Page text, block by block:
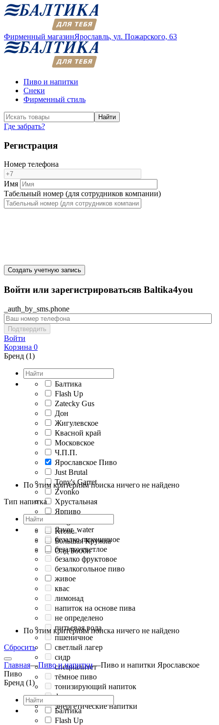
Фирменный магазинЯрославль, ул. Пожарского, 63
Пиво и напитки
Снеки
Фирменный стиль
Найти
Где забрать?
Регистрация
Номер телефона
Имя
Табельный номер (для сотрудников компании)
Создать учетную запись
Войти или зарегистрироватьсяв Baltika4you
_auth_by_sms.phone
Подтвердить
Войти
Корзина 0
Бренд (1)
Балтика
Flash Up
Zatecky Gus
Дон
Жигулевское
Квасной край
Московское
Ч.П.П.
Ярославское Пиво
Just Brutal
Tony's Garret
Zvonko
Хрустальная
Ярпиво
Krone
Большая Кружка
Олд Бобби
По этим критериям поиска ничего не найдено
Тип напитка
flavor_water
безалко пшеничное
безалко светлое
безалко фруктовое
безалкогольное пиво
живое
квас
лимонад
напиток на основе пива
не определено
питьевая вода
пшеничное
светлый лагер
сидр
специалитет
тёмное пиво
тонизирующий напиток
фруктовое пиво
энергетические напитки
По этим критериям поиска ничего не найдено
Сбросить
Главная—Пиво и напитки—Пиво и напитки Ярославское
Пиво
Бренд (1)
Балтика
Flash Up